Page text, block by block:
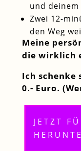
und
Zwei 12-
den Weg
Meine
die wirklich
Ich
0.- Euro.
JETZT